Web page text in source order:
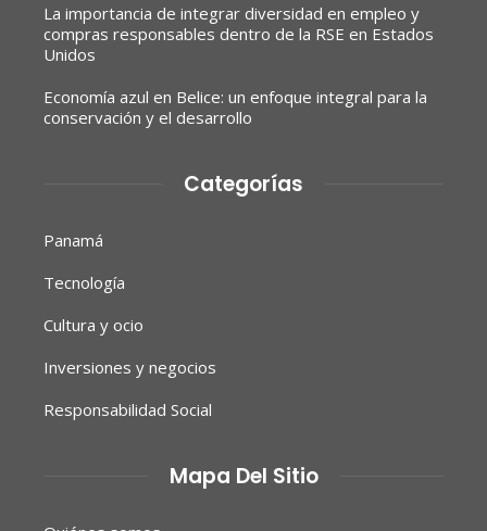
La importancia de integrar diversidad en empleo y
compras responsables dentro de la RSE en Estados
Unidos
Economía azul en Belice: un enfoque integral para la
conservación y el desarrollo
Categorías
Panamá
Tecnología
Cultura y ocio
Inversiones y negocios
Responsabilidad Social
Mapa Del Sitio